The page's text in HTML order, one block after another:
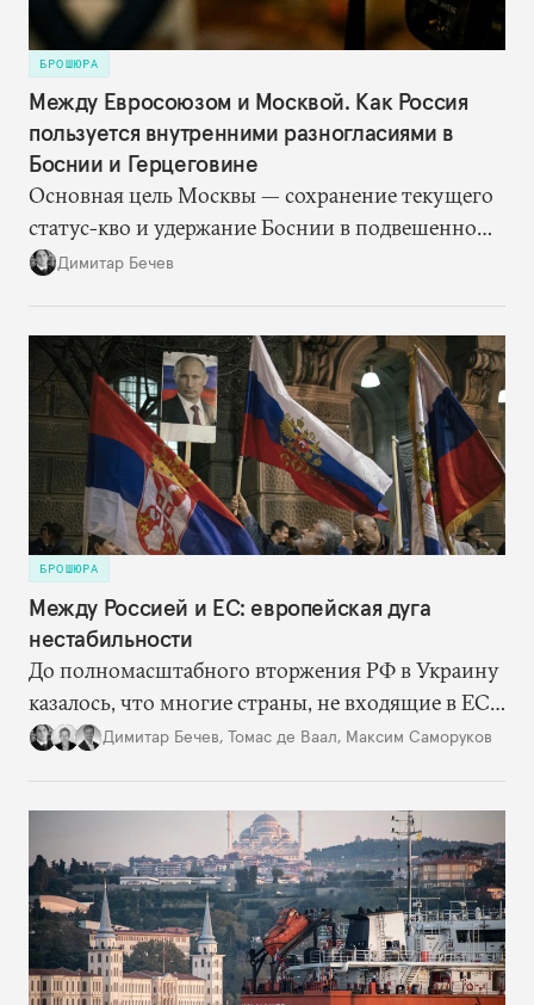
БРОШЮРА
Между Евросоюзом и Москвой. Как Россия
пользуется внутренними разногласиями в
Боснии и Герцеговине
Основная цель Москвы — сохранение текущего
статус-кво и удержание Боснии в подвешенном
состоянии. Для этого Кремлю достаточно
оказалась не очень щедра на финансовую
помощь Республике Сербской. Но она, судя по
всему, одержала победу в битве за сердца и умы
боснийских сербов.
Димитар Бечев
БРОШЮРА
Между Россией и ЕС: европейская дуга
нестабильности
До полномасштабного вторжения РФ в Украину
казалось, что многие страны, не входящие в ЕС
и НАТО, навсегда останутся в серой зоне между
могут двигаться по пути евроатлантической
интеграции, наращивая сотрудничество с
Европейским союзом и США. Впрочем, на этом
пути остается множество препятствий
Димитар Бечев, Томас де Ваал, Максим Саморуков